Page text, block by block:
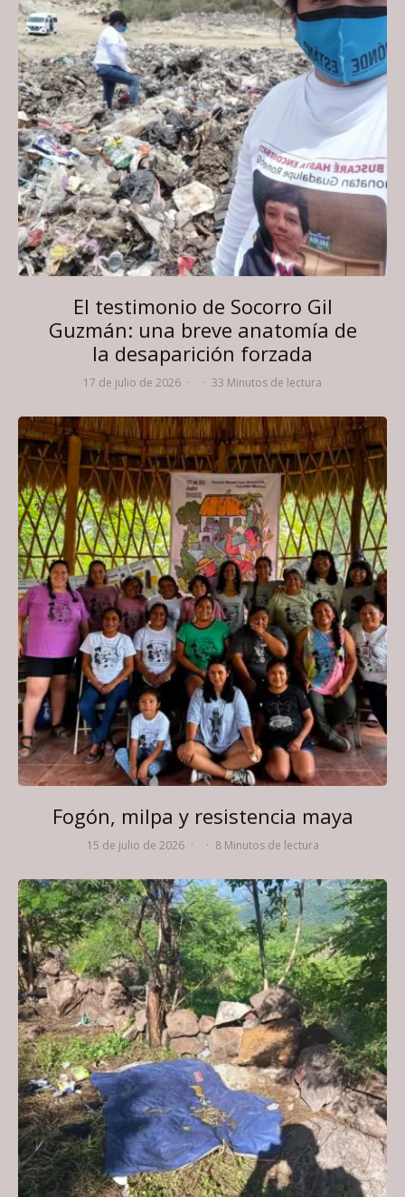
El testimonio de Socorro Gil
Guzmán: una breve anatomía de
la desaparición forzada
17 de julio de 2026 · · 33 Minutos de lectura
Fogón, milpa y resistencia maya
15 de julio de 2026 · · 8 Minutos de lectura